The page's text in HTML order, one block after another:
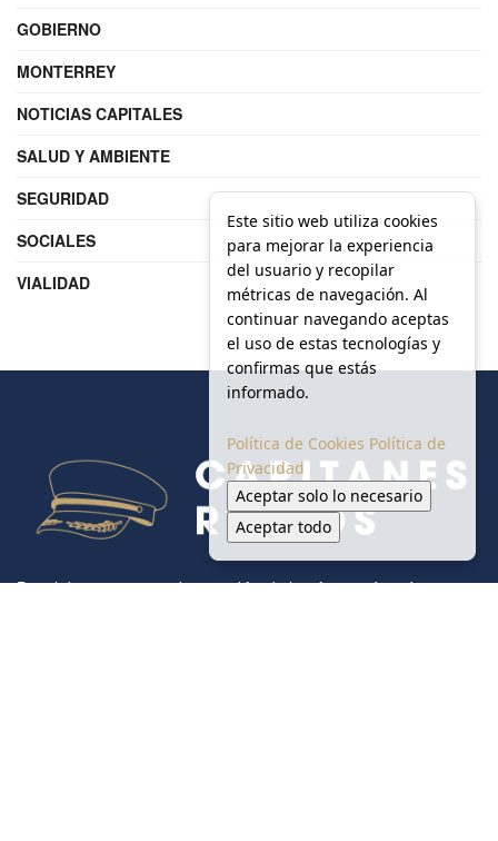
GOBIERNO
MONTERREY
NOTICIAS CAPITALES
SALUD Y AMBIENTE
SEGURIDAD
SOCIALES
VIALIDAD
Portal de noticias creado para difundir la información más
Este sitio web utiliza cookies
para mejorar la experiencia
del usuario y recopilar
métricas de navegación. Al
continuar navegando aceptas
el uso de estas tecnologías y
confirmas que estás
informado.
Política de Cookies Política de
Privacidad
Aceptar solo lo necesario
Aceptar todo